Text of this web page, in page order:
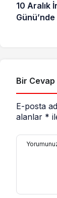
10 Aralık
Bir Cevap
E-posta
alanlar *